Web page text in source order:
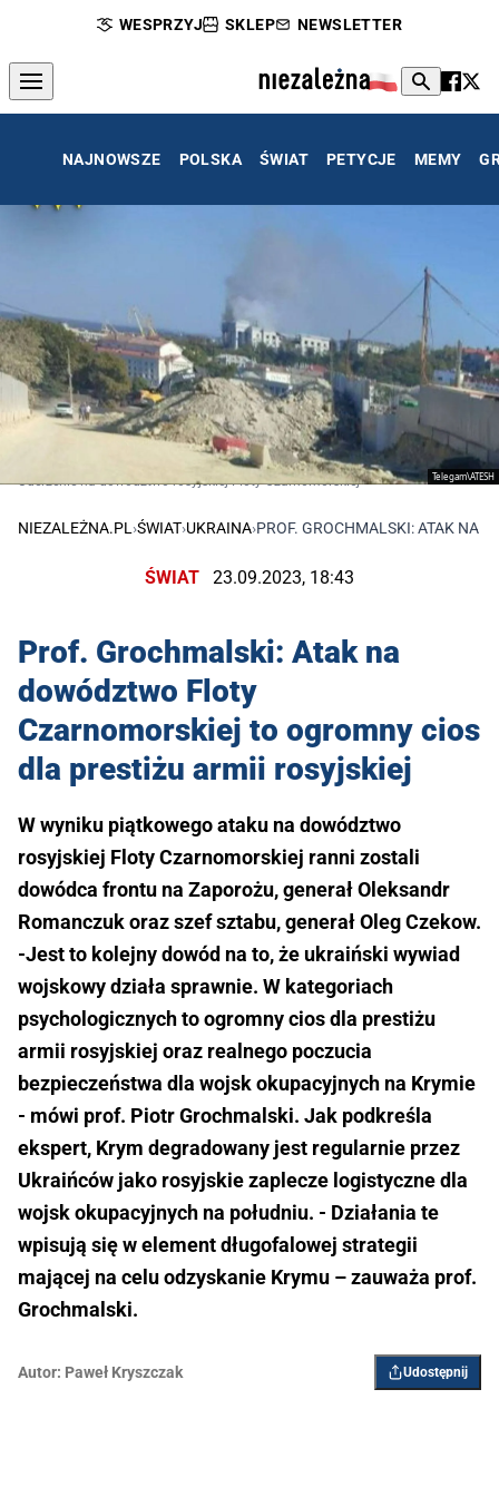
WESPRZYJ SKLEP NEWSLETTER
NAJNOWSZE POLSKA ŚWIAT PETYCJE MEMY
Telegam\ATESH
Uderzenie na dowództwo rosyjskiej Floty Czarnomorskiej
NIEZALEŻNA.PL ›ŚWIAT›UKRAINA›PROF. GROCHMALSKI: ATAK NA
ŚWIAT 23.09.2023, 18:43
Prof. Grochmalski: Atak na
dowództwo Floty
Czarnomorskiej to ogromny cios
dla prestiżu armii rosyjskiej
W wyniku piątkowego ataku na dowództwo
rosyjskiej Floty Czarnomorskiej ranni zostali
dowódca frontu na Zaporożu, generał Oleksandr
Romanczuk oraz szef sztabu, generał Oleg Czekow.
-Jest to kolejny dowód na to, że ukraiński wywiad
wojskowy działa sprawnie. W kategoriach
psychologicznych to ogromny cios dla prestiżu
armii rosyjskiej oraz realnego poczucia
bezpieczeństwa dla wojsk okupacyjnych na Krymie
- mówi prof. Piotr Grochmalski. Jak podkreśla
ekspert, Krym degradowany jest regularnie przez
Ukraińców jako rosyjskie zaplecze logistyczne dla
wojsk okupacyjnych na południu. - Działania te
wpisują się w element długofalowej strategii
mającej na celu odzyskanie Krymu – zauważa prof.
Grochmalski.
Autor: Paweł Kryszczak Udostępnij